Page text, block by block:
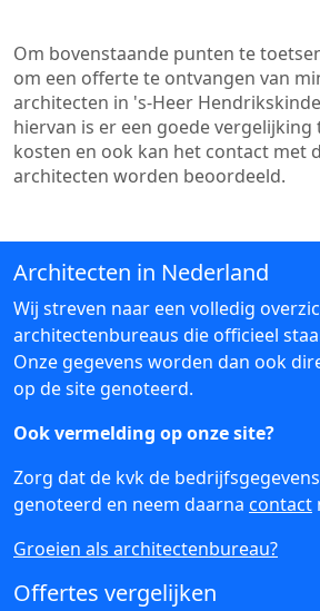
Om bovenstaande punten te
om een offerte te ontvangen van
architecten in 's-Heer
hiervan is er een goede vergelijking
kosten en ook kan het contact met
architecten worden beoordeeld.
Architecten in Nederland
Wij streven naar een volledig
architectenbureaus die officieel
Onze gegevens worden dan ook
op de site genoteerd.
Ook vermelding op onze site?
Zorg dat de kvk de
genoteerd en neem daarna contact
Groeien als architectenbureau?
Offertes vergelijken